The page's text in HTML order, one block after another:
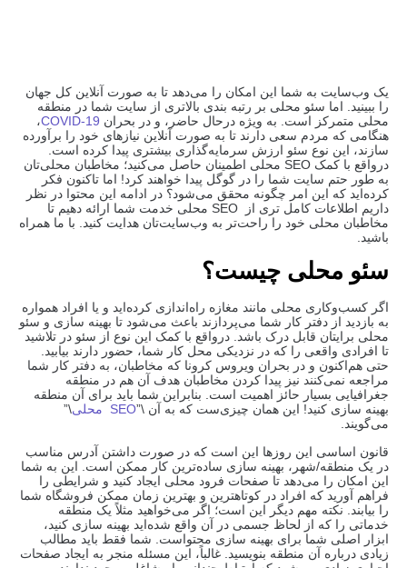
یک وب‌سایت به شما این امکان را می‌دهد تا به صورت آنلاین کل جهان
را ببینید. اما سئو محلی بر رتبه بندی بالاتری از سایت شما در منطقه
محلی متمرکز است. به ویژه درحال حاضر، و در بحرانCOVID-19،
هنگامی که مردم سعی دارند تا به صورت آنلاین نیازهای خود را برآورده
سازند، این نوع سئو ارزش سرمایه‌گذاری بیشتری پیدا کرده است.
درواقع با کمک SEO محلی اطمینان حاصل می‌کنید؛ مخاطبان محلی‌تان
به طور حتم سایت شما را در گوگل پیدا خواهند کرد! اما تاکنون فکر
کرده‌اید که این امر چگونه محقق می‌شود؟ در ادامه این محتوا در نظر
داریم اطلاعات کامل تری از SEO محلی خدمت شما ارائه دهیم تا
مخاطبان‌ محلی‌ خود را راحت‌تر به وب‌سایت‌تان هدایت کنید. با ما همراه
باشید.
سئو محلی چیست؟
اگر کسب‌وکاری محلی مانند مغازه راه‌اندازی کرده‌اید و یا افراد همواره
به بازدید از دفتر کار شما می‌پردازند باعث می‌شود تا بهینه سازی و سئو
محلی برایتان قابل درک باشد. درواقع با کمک این نوع از سئو در تلاشید
تا افرادی واقعی را که در نزدیکی محل کار شما، حضور دارند بیابید.
حتی هم‌اکنون و در بحران ویروس کرونا که مخاطبان، به دفتر کار شما
مراجعه نمی‌کنند نیز پیدا کردن مخاطبان هدف آن هم در منطقه
جغرافیایی بسیار حائز اهمیت است. بنابراین شما باید برای آن منطقه
بهینه سازی کنید! این همان چیزی‌ست که به آن \” SEO محلی
\”
می‌گویند.
قانون اساسی این روزها این است که در صورت داشتن آدرس مناسب
در یک منطقه/شهر، بهینه سازی ساده‌ترین کار ممکن است. این به شما
این امکان را می‌دهد تا صفحات فرود محلی ایجاد کنید و شرایطی را
فراهم آورید که افراد در کوتاهترین و بهترین زمان ممکن فروشگاه شما
را بیابند. نکته مهم دیگر این است؛ اگر می‌خواهید مثلاً یک منطقه
خدماتی را که از لحاظ جسمی در آن واقع شده‌اید بهینه سازی کنید،
ابزار اصلی شما برای بهینه سازی محتواست. شما فقط باید مطالب
زیادی درباره آن منطقه بنویسید. غالباً، این مسئله منجر به ایجاد صفحات